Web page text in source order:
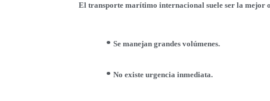
El transporte marítimo internacional suele ser la mejor
Se manejan grandes volúmenes.
No existe urgencia inmediata.